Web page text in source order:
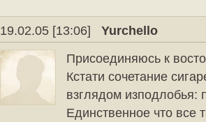
19.02.05 [13:06]
Yurchello
Присоединяюсь к
Кстати сочетание
взглядом изподлобья:
Единственное что все